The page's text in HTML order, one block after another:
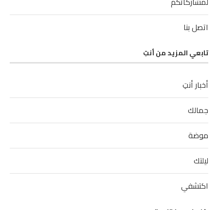
اتصل بنا
تابعي المزيد من أنتِ
أخبار أنتِ
جمالك
موضة
ليلتك
اكتشفي